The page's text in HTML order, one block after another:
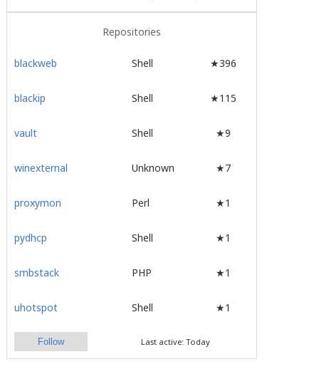
Repositories
blackweb Shell ★396
blackip Shell ★115
vault Shell ★9
winexternal Unknown ★7
proxymon Perl ★1
pydhcp Shell ★1
smbstack PHP ★1
uhotspot Shell ★1
Follow Last active: Today